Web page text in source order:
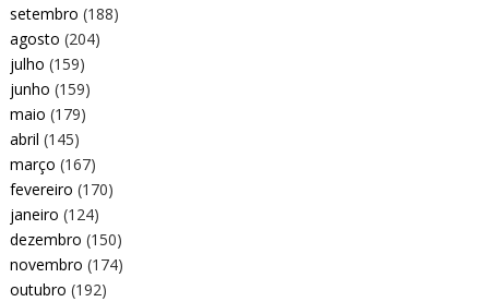
setembro (188)
agosto (204)
julho (159)
junho (159)
maio (179)
abril (145)
março (167)
fevereiro (170)
janeiro (124)
dezembro (150)
novembro (174)
outubro (192)